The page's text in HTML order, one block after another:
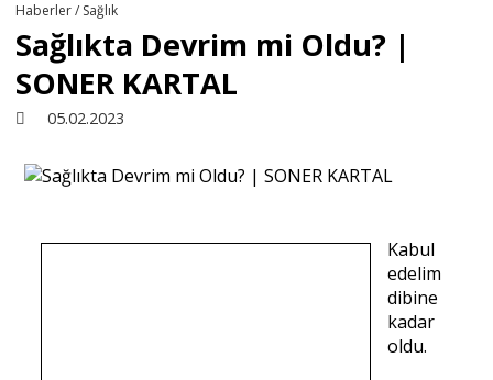
Haberler / Sağlık
Sağlıkta Devrim mi Oldu? |
SONER KARTAL
05.02.2023
Kabul
edelim
dibine
kadar
oldu.